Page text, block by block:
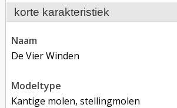
korte karakteristiek
naam
De Vier Winden
modeltype
Kantige molen, stellingmolen